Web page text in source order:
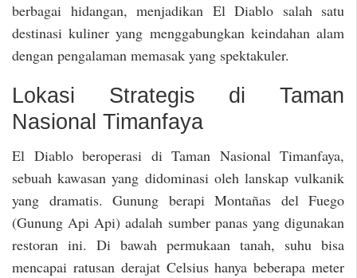
berbagai hidangan, menjadikan El Diablo salah satu
destinasi kuliner yang menggabungkan keindahan alam
dengan pengalaman memasak yang spektakuler.
Lokasi Strategis di Taman
Nasional Timanfaya
El Diablo beroperasi di Taman Nasional Timanfaya,
sebuah kawasan yang didominasi oleh lanskap vulkanik
yang dramatis. Gunung berapi Montañas del Fuego
(Gunung Api Api) adalah sumber panas yang digunakan
restoran ini. Di bawah permukaan tanah, suhu bisa
mencapai ratusan derajat Celsius hanya beberapa meter